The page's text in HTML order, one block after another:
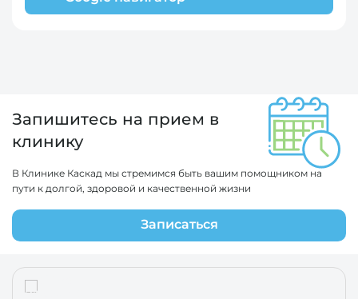
Запишитесь на прием в
клинику
В Клинике Каскад мы стремимся быть вашим помощником на
пути к долгой, здоровой и качественной жизни
Записаться